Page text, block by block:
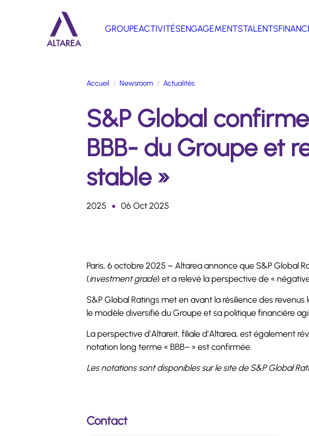
GROUPEACTIVITÉSENGAGEMENTSTALENTS
Accueil Newsroom Actualités
S&P Global
BBB- du Groupe et
stable »
2025 06 Oct 2025
Paris, 6 octobre 2025 – Altarea annonce que S&P Global
(investment grade) et a relevé la perspective de «
S&P Global Ratings met en avant la résilience des
le modèle diversifié du Groupe et sa politique financière
La perspective d’Altareit, filiale d’Altarea, est également
notation long terme « BBB− » est confirmée.
Les notations sont disponibles sur le site de S&P Global
Contact